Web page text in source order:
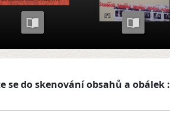
se do skenování obsahů a obálek :